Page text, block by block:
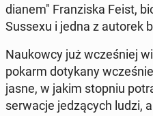
dia­nem" Fran­zi­ska Feist,
Sussexu i jedna z autorek
Na­ukow­cy już wcze­śniej
pokarm do­ty­ka­ny
jasne, w jakim stopniu
ser­wa­cje je­dzą­cych ludzi,